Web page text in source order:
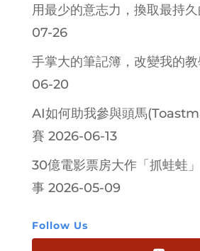
用最少的意志力，換取最持
07-26
手掌大的筆記簿，改變我的
06-20
AI如何助我參與頭馬
賽 2026-06-13
30億電影票房大作「抓蛙蛙
事 2026-05-09
Follow Us